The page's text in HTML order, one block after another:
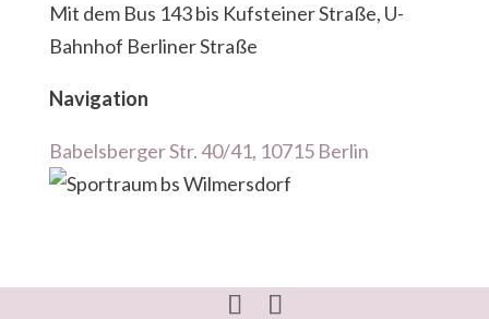
Mit dem Bus 143 bis Kufsteiner Straße, U-
Bahnhof Berliner Straße
Navigation
Babelsberger Str. 40/41, 10715 Berlin